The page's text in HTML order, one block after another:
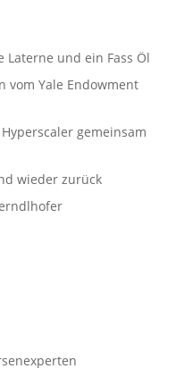
und ein Fass Öl
vom Yale Endowment
gemeinsam
wieder zurück